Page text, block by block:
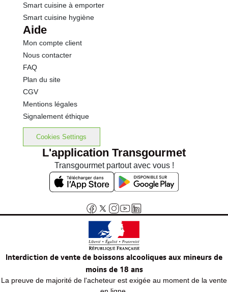
Smart cuisine à emporter
Smart cuisine hygiène
Aide
Mon compte client
Nous contacter
FAQ
Plan du site
CGV
Mentions légales
Signalement éthique
Cookies Settings
L'application Transgourmet
Transgourmet partout avec vous !
Interdiction de vente de boissons alcooliques aux mineurs de
moins de 18 ans
La preuve de majorité de l'acheteur est exigée au moment de la vente